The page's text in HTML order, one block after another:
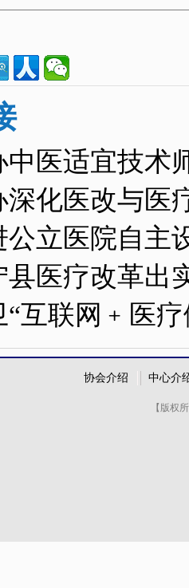
中医适宜技术
深化医改与医
公立医院自主
县医疗改革出
“互联网﹢医
协会介绍 中心介
【版权